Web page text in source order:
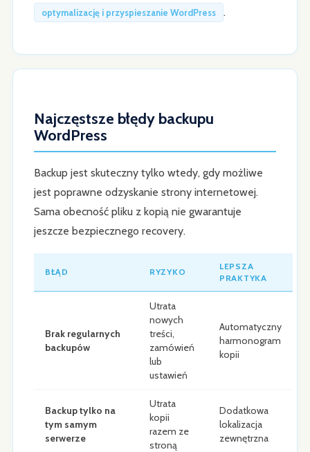
optymalizację i przyspieszanie WordPress .
Najczęstsze błędy backupu
WordPress
Backup jest skuteczny tylko wtedy, gdy możliwe
jest poprawne odzyskanie strony internetowej.
Sama obecność pliku z kopią nie gwarantuje
jeszcze bezpiecznego recovery.
BŁĄD RYZYKO
LEPSZA
PRAKTYKA
Brak regularnych
backupów
Utrata
nowych
treści,
zamówień
lub
ustawień
Automatyczny
harmonogram
kopii
Backup tylko na
tym samym
serwerze
Utrata
kopii
razem ze
stroną
Dodatkowa
lokalizacja
zewnętrzna